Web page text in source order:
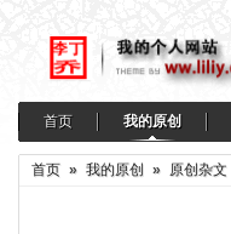
首页 我的原创
首页 » 我的原创 » 原创杂文